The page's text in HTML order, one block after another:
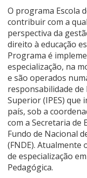
O programa Escola
contribuir com a
perspectiva da
direito à educação
Programa é
especialização, na
e são operados
responsabilidade
Superior (IPES) que
país, sob a
com a Secretaria de
Fundo de Nacional
(FNDE). Atualmente
de especialização
Pedagógica.